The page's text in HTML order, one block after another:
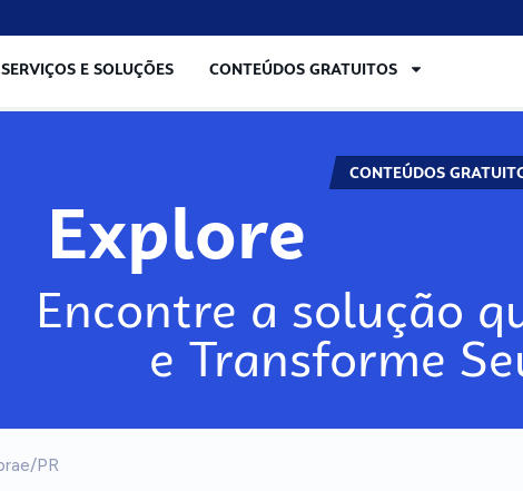
SERVIÇOS E SOLUÇÕES CONTEÚDOS GRATUITOS
CONTEÚDOS
Explore
Encontre a solução
e Transforme